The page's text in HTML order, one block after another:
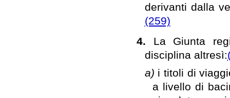
derivanti dalla
(259)
4. La Giunta
disciplina altresì:
a) i titoli di
a livello di